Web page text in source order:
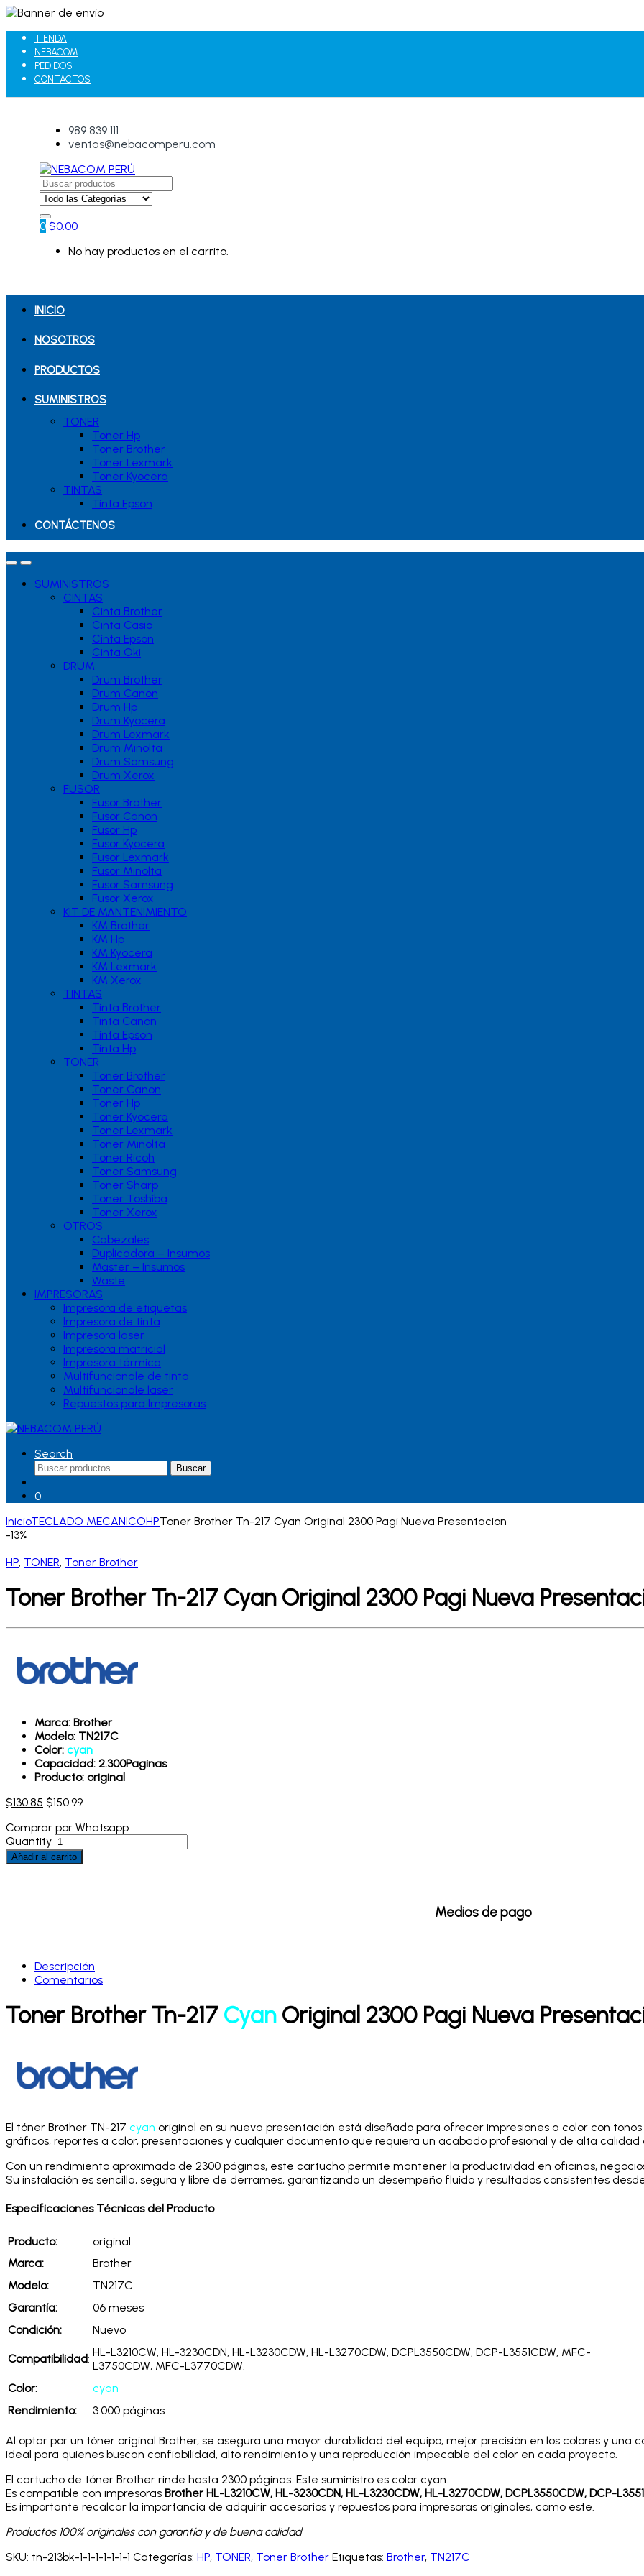
TIENDA
NEBACOM
PEDIDOS
CONTACTOS
989 839 111
ventas@nebacomperu.com
Search
for:
0 $0.00
No hay productos en el carrito.
INICIO
NOSOTROS
PRODUCTOS
SUMINISTROS
TONER
Toner Hp
Toner Brother
Toner Lexmark
Toner Kyocera
TINTAS
Tinta Epson
CONTÁCTENOS
SUMINISTROS
CINTAS
Cinta Brother
Cinta Casio
Cinta Epson
Cinta Oki
DRUM
Drum Brother
Drum Canon
Drum Hp
Drum Kyocera
Drum Lexmark
Drum Minolta
Drum Samsung
Drum Xerox
FUSOR
Fusor Brother
Fusor Canon
Fusor Hp
Fusor Kyocera
Fusor Lexmark
Fusor Minolta
Fusor Samsung
Fusor Xerox
KIT DE MANTENIMIENTO
KM Brother
KM Hp
KM Kyocera
KM Lexmark
KM Xerox
TINTAS
Tinta Brother
Tinta Canon
Tinta Epson
Tinta Hp
TONER
Toner Brother
Toner Canon
Toner Hp
Toner Kyocera
Toner Lexmark
Toner Minolta
Toner Ricoh
Toner Samsung
Toner Sharp
Toner Toshiba
Toner Xerox
OTROS
Cabezales
Duplicadora – Insumos
Master – Insumos
Waste
IMPRESORAS
Impresora de etiquetas
Impresora de tinta
Impresora laser
Impresora matricial
Impresora térmica
Multifuncionale de tinta
Multifuncionale laser
Repuestos para Impresoras
Search
Buscar
por:
Buscar
0
InicioTECLADO MECANICOHPToner Brother Tn-217 Cyan Original 2300 Pagi Nueva Presentacion
-13%
HP, TONER, Toner Brother
Toner Brother Tn-217 Cyan Original 2300 Pagi Nueva
Marca: Brother
Modelo: TN217C
Color: cyan
Capacidad: 2.300Paginas
Producto: original
$130.85 $150.99
Comprar por Whatsapp
Quantity
Añadir al carrito
Medios de pago
Descripción
Comentarios
Toner Brother Tn-217 CyanOriginal 2300 Pagi Nueva
El tóner Brother TN-217 cyan original en su nueva presentación está diseñado para ofrecer impresiones a color con
gráficos, reportes a color, presentaciones y cualquier documento que requiera un acabado profesional y de alta calidad
Con un rendimiento aproximado de 2300 páginas, este cartucho permite mantener la productividad en oficinas,
Su instalación es sencilla, segura y libre de derrames, garantizando un desempeño fluido y resultados consistentes
Especificaciones Técnicas del Producto
Producto:
original
Marca:
Brother
Modelo:
TN217C
Garantía:
06 meses
Condición:
Nuevo
Compatibilidad: HL-L3210CW, HL-3230CDN, HL-L3230CDW, HL-L3270CDW, DCPL3550CDW, DCP-L3551CDW, MFC-
L3750CDW, MFC-L3770CDW.
Color:
cyan
Rendimiento:
3.000 páginas
Al optar por un tóner original Brother, se asegura una mayor durabilidad del equipo, mejor precisión en los colores y una
ideal para quienes buscan confiabilidad, alto rendimiento y una reproducción impecable del color en cada proyecto.
El cartucho de tóner Brother rinde hasta 2300 páginas. Este suministro es color cyan.
Es compatible con impresoras Brother HL-L3210CW, HL-3230CDN, HL-L3230CDW, HL-L3270CDW, DCPL3550CDW, DCP-
Es importante recalcar la importancia de adquirir accesorios y repuestos para impresoras originales, como este.
Productos 100% originales con garantía y de buena calidad
SKU: tn-213bk-1-1-1-1-1-1-1 Categorías: HP, TONER, Toner Brother Etiquetas: Brother, TN217C